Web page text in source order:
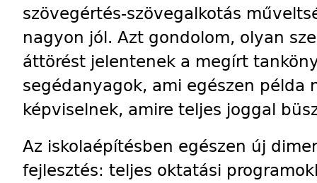
szövegértés-szövegalkotás
nagyon jól. Azt gondolom, olyan
áttörést jelentenek a megírt
segédanyagok, ami egészen példa
képviselnek, amire teljes joggal
Az iskolaépítésben egészen új
fejlesztés: teljes oktatási